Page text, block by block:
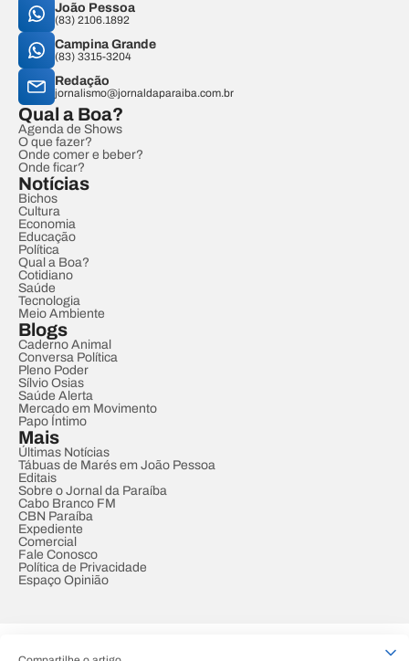
João Pessoa
(83) 2106.1892
Campina Grande
(83) 3315-3204
Redação
jornalismo@jornaldaparaiba.com.br
Qual a Boa?
Agenda de Shows
O que fazer?
Onde comer e beber?
Onde ficar?
Notícias
Bichos
Cultura
Economia
Educação
Política
Qual a Boa?
Cotidiano
Saúde
Tecnologia
Meio Ambiente
Blogs
Caderno Animal
Conversa Política
Pleno Poder
Sílvio Osias
Saúde Alerta
Mercado em Movimento
Papo Íntimo
Mais
Últimas Notícias
Tábuas de Marés em João Pessoa
Editais
Sobre o Jornal da Paraíba
Cabo Branco FM
CBN Paraíba
Expediente
Comercial
Fale Conosco
Política de Privacidade
Espaço Opinião